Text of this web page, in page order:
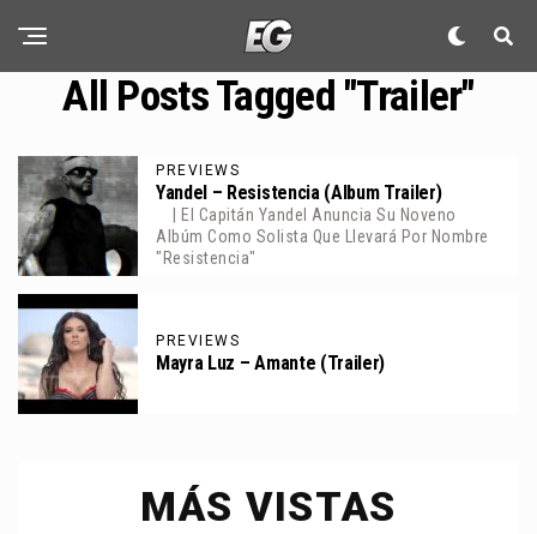
All Posts Tagged "trailer"
PREVIEWS
Yandel – Resistencia (Album Trailer)
| El Capitán Yandel Anuncia Su Noveno
Albúm Como Solista Que Llevará Por Nombre
"Resistencia"
PREVIEWS
Mayra Luz – Amante (Trailer)
MÁS VISTAS